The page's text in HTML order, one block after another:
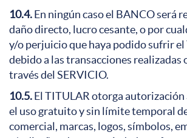
10.4.En ningún caso el BANCO será
daño directo, lucro cesante, o por
y/o perjuicio que haya podido sufrir el
debido a las transacciones realizadas
través del SERVICIO.
10.5.El TITULAR otorga autorización
el uso gratuito y sin límite temporal
comercial, marcas, logos, símbolos,